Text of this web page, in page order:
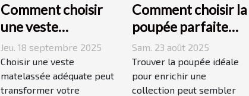
Comment choisir
une veste
matelassée
adaptée à votre
style de vie ?
Jeu. 18 septembre 2025
Choisir une veste
matelassée adéquate peut
transformer votre
Comment choisir la
poupée parfaite
pour votre
collection unique ?
Sam. 23 août 2025
Trouver la poupée idéale
pour enrichir une
collection peut sembler